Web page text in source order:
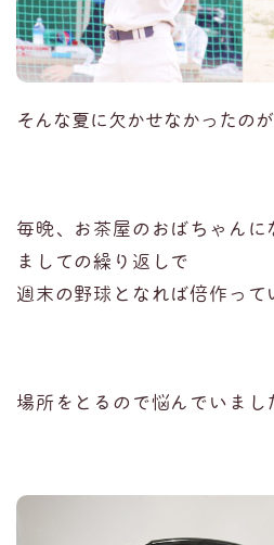
そんな夏に欠かせなかったのが
毎晩、お茶屋のおばちゃん
ましての繰り返しで
週末の野球となれば倍作って
場所をとるので悩んでいまし